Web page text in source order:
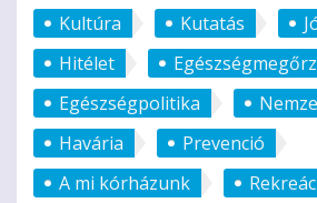
Kultúra
Kutatás
Hitélet
Egészségpolitika
Havária
Prevenció
A mi kórházunk